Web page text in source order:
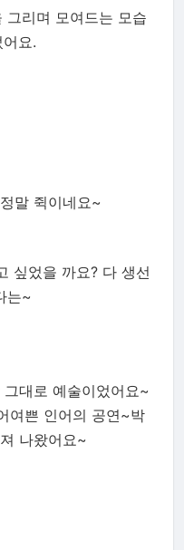
그리며 모여드는 모습
요.
말 쥑이네요~
싶었을 까요? 다 생선
는~
대로 예술이었어요~
여쁜 인어의 공연~박
나왔어요~